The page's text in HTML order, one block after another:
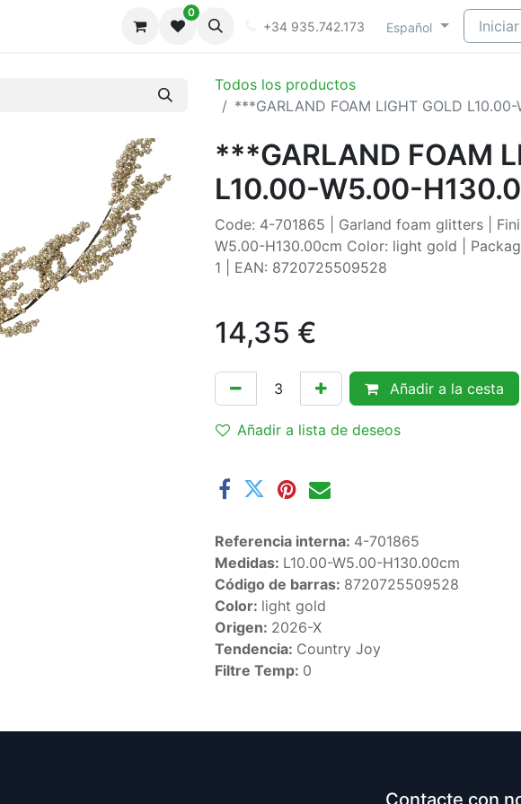
0
+34 935.742.173 Español
Todos los productos
***GARLAND FOAM LIGHT GOLD
***GARLAND FOAM
L10.00-W5.00-
Code: 4-701865 | Garland foam glitters |
W5.00-H130.00cm Color: light gold |
1 | EAN: 8720725509528
14,35 €
Añadir a la cesta
Añadir a lista de deseos
Referencia interna: 4-701865
Medidas: L10.00-W5.00-H130.00cm
Código de barras: 8720725509528
Color: light gold
Origen: 2026-X
Tendencia: Country Joy
Filtre Temp: 0
Contacte con